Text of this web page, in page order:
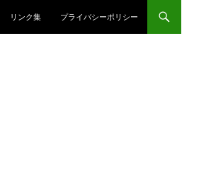
リンク集 プライバシーポリシー